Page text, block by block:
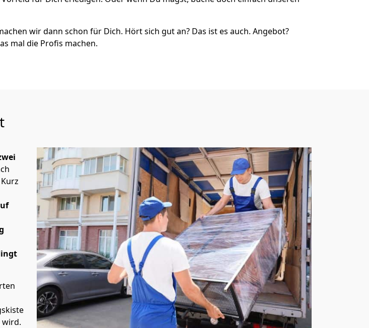
wir dann schon für Dich. Hört sich gut an? Das ist es auch. Angebot?
mal die Profis machen.
Kurz
wird.